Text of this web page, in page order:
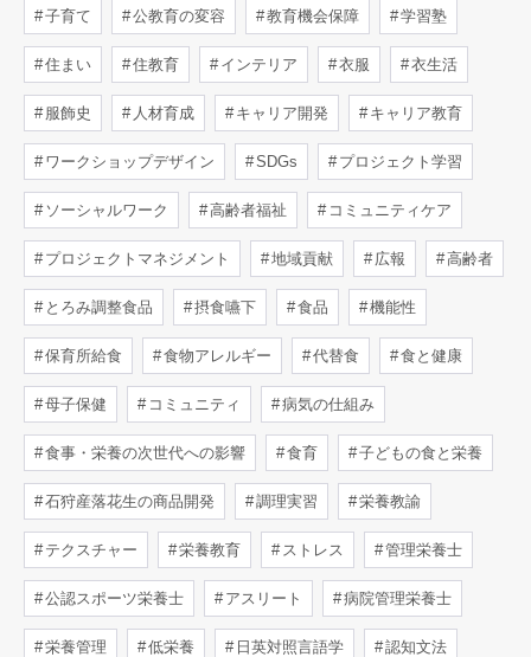
子育て 公教育の変容 教育機会保障 学習塾
住まい 住教育 インテリア 衣服 衣生活
服飾史 人材育成 キャリア開発 キャリア教育
ワークショップデザイン SDGs プロジェクト学習
ソーシャルワーク 高齢者福祉 コミュニティケア
プロジェクトマネジメント 地域貢献 広報 高齢者
とろみ調整食品 摂食嚥下 食品 機能性
保育所給食 食物アレルギー 代替食 食と健康
母子保健 コミュニティ 病気の仕組み
食事・栄養の次世代への影響 食育 子どもの食と栄養
石狩産落花生の商品開発 調理実習 栄養教諭
テクスチャー 栄養教育 ストレス 管理栄養士
公認スポーツ栄養士 アスリート 病院管理栄養士
栄養管理 低栄養 日英対照言語学 認知文法